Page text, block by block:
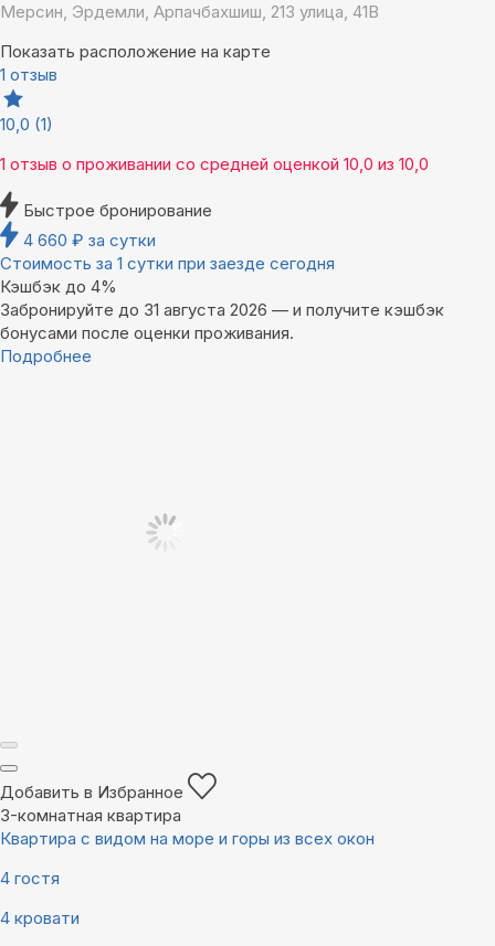
Мерсин, Эрдемли, Арпачбахшиш, 213 улица, 41В
Показать расположение на карте
1 отзыв
10,0 (1)
1 отзыв о проживании со средней оценкой 10,0 из 10,0
Быстрое бронирование
4 660 ₽ за сутки
Стоимость за 1 сутки при заезде сегодня
Кэшбэк до 4%
Забронируйте до 31 августа 2026 — и получите кэшбэк
бонусами после оценки проживания.
Подробнее
Добавить в Избранное
3-комнатная квартира
Квартира с видом на море и горы из всех окон
4 гостя
4 кровати